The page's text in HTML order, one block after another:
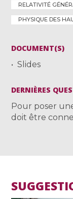
RELATIVITÉ
PHYSIQUE DES
DOCUMENT(S)
Slides
DERNIÈRES
Pour poser
doit être